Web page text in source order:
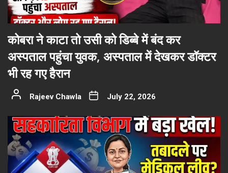
कोबरा ने काटा तो उसी को डिब्बे में बंद कर
अस्पताल पहुंचा युवक, अस्पताल में देखकर डॉक्टर
भी रह गए हैरान
Rajeev Chawla July 22, 2026